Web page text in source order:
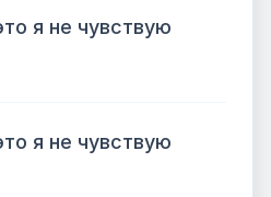
я не чувствую
я не чувствую